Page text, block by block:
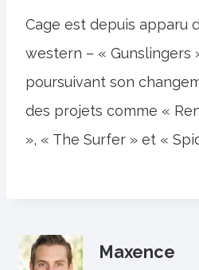
Cage est depuis apparu
western – « Gunslingers
poursuivant son
des projets comme «
», « The Surfer » et «
Maxence